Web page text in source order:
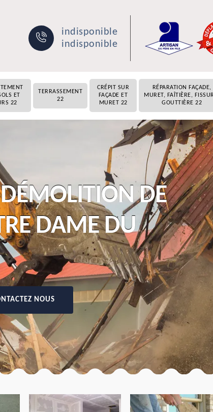
indisponible
indisponible
ET
22
TERRASSEMENT
22
CRÉPIT SUR
FAÇADE ET
MURET 22
RÉPARATION FAÇADE,
MURET, FAÎTIÈRE,
GOUTTIÈRE 22
DE
DAME DU
NOUS